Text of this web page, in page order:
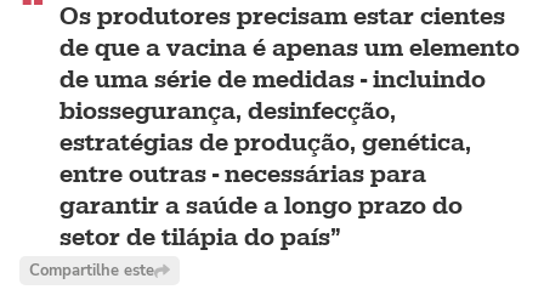
Os produtores precisam estar cientes
de que a vacina é apenas um elemento
de uma série de medidas - incluindo
biossegurança, desinfecção,
estratégias de produção, genética,
entre outras - necessárias para
garantir a saúde a longo prazo do
setor de tilápia do país
Compartilhe este